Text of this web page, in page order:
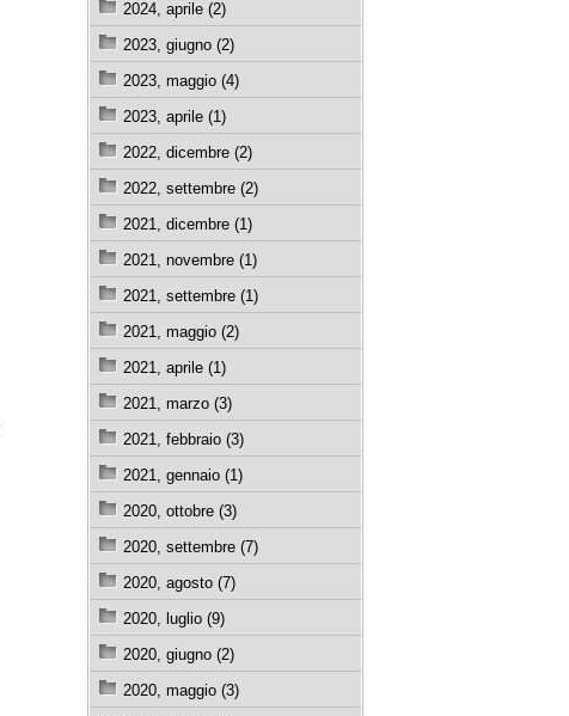
2024, aprile (2)
2023, giugno (2)
2023, maggio (4)
2023, aprile (1)
2022, dicembre (2)
2022, settembre (2)
2021, dicembre (1)
2021, novembre (1)
2021, settembre (1)
2021, maggio (2)
2021, aprile (1)
2021, marzo (3)
2021, febbraio (3)
2021, gennaio (1)
2020, ottobre (3)
2020, settembre (7)
2020, agosto (7)
2020, luglio (9)
2020, giugno (2)
2020, maggio (3)